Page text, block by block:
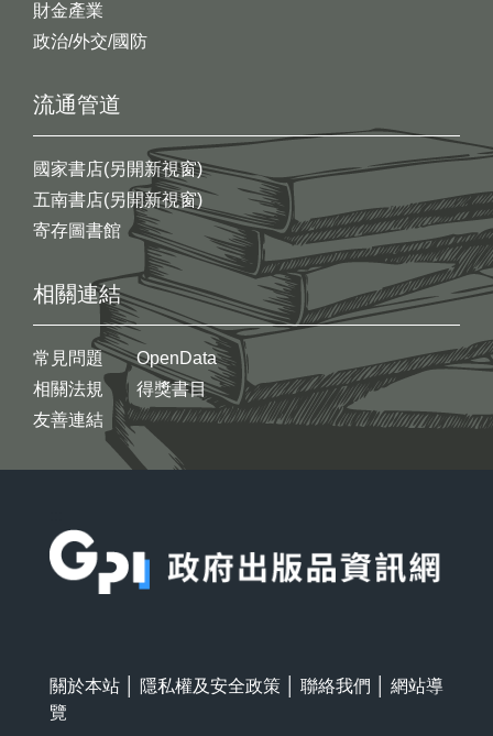
財金產業
政治/外交/國防
流通管道
國家書店(另開新視窗)
五南書店(另開新視窗)
寄存圖書館
相關連結
常見問題
相關法規
友善連結
OpenData
得獎書目
關於本站 隱私權及安全政策 聯絡我們
網站導
覽